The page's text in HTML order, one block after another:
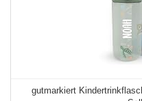
gutmarkiert